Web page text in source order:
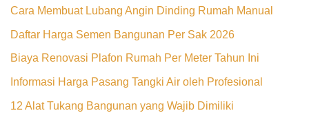
Cara Membuat Lubang Angin Dinding Rumah Manual
Daftar Harga Semen Bangunan Per Sak 2026
Biaya Renovasi Plafon Rumah Per Meter Tahun Ini
Informasi Harga Pasang Tangki Air oleh Profesional
12 Alat Tukang Bangunan yang Wajib Dimiliki